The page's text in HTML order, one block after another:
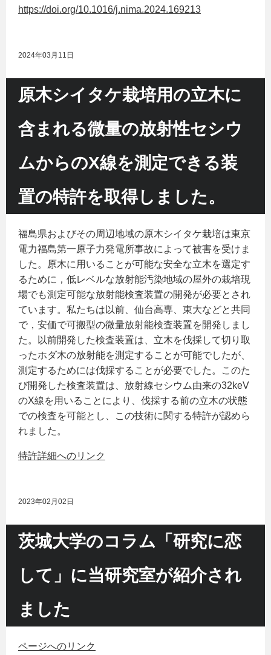
https://doi.org/10.1016/j.nima.2024.169213
2024年03月11日
原木シイタケ栽培用の立木に
含まれる微量の放射性セシウ
ムからのX線を測定できる装
置の特許を取得しました。
福島県およびその周辺地域の原木シイタケ栽培は東京
電力福島第一原子力発電所事故によって被害を受けま
した。原木に用いることが可能な安全な立木を選定す
るために，低レベルな放射能汚染地域の屋外の栽培現
場でも測定可能な放射能検査装置の開発が必要とされ
ています。私たちは以前、仙台高専、東大などと共同
で，安価で可搬型の微量放射能検査装置を開発しまし
た。以前開発した検査装置は、立木を伐採して切り取
ったホダ木の放射能を測定することが可能でしたが、
測定するためには伐採することが必要でした。このた
び開発した検査装置は、放射線セシウム由来の32keV
のX線を用いることにより、伐採する前の立木の状態
での検査を可能とし、この技術に関する特許が認めら
れました。
特許詳細へのリンク
2023年02月02日
茨城大学のコラム「研究に恋
して」に当研究室が紹介され
ました
ページへのリンク